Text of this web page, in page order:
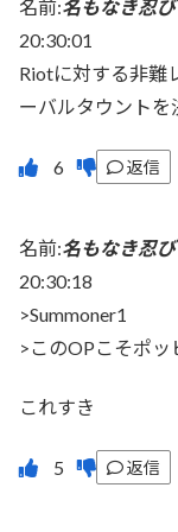
名前:名もなき忍び
20:30:01
Riotに対する非難
ーバルタウント
返信
名前:名もなき忍び
20:30:18
>Summoner1
>このOPこそポ
これすき
返信